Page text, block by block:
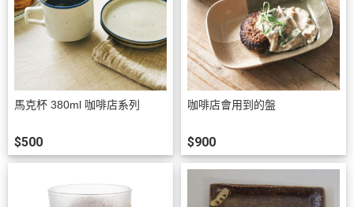
馬克杯 380ml 咖啡店系列
$500
咖啡店會用到的盤
$900